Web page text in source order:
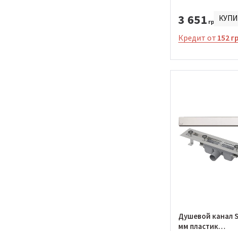
3 651 грн.
Кредит от 152
Душевой канал
мм пластик